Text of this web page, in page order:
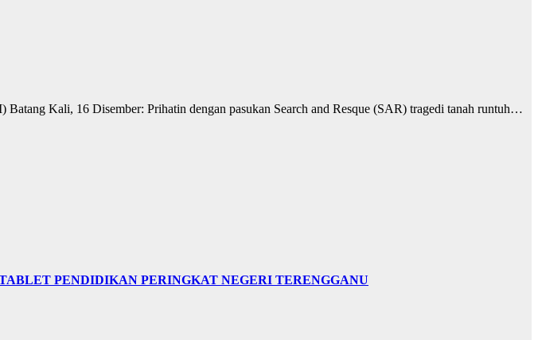
Kali, 16 Disember: Prihatin dengan pasukan Search and Resque (SAR) tragedi tanah runtuh…
PENDIDIKAN PERINGKAT NEGERI TERENGGANU